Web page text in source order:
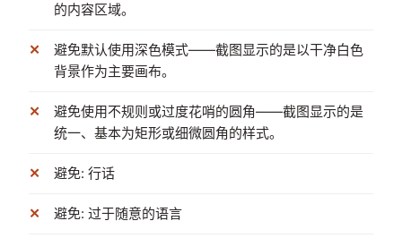
的内容区域。
避免默认使用深色模式——截图显示的是以干净白色
背景作为主要画布。
避免使用不规则或过度花哨的圆角——截图显示的是
统一、基本为矩形或细微圆角的样式。
避免: 行话
避免: 过于随意的语言